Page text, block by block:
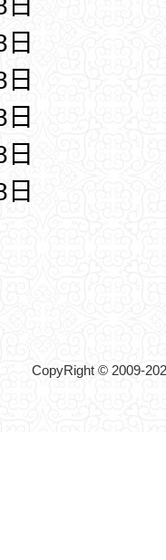
CopyRight © 2009-